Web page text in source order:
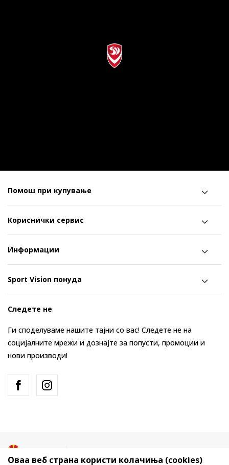
Помош при купување
Кориснички сервис
Информации
Sport Vision понуда
Следете не
Ги споделуваме нашите тајни со вас! Следете не на
социјалните мрежи и дознајте за попусти, промоции и
нови производи!
Оваа веб страна користи колачиња (cookies)